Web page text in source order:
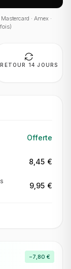
· Amex ·
RETOUR 14 JOURS
Offerte
8,45 €
9,95 €
−7,80 €